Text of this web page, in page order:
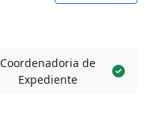
Coordenadoria de
Expediente